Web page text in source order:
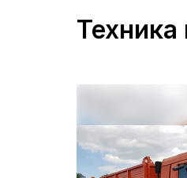
Техника